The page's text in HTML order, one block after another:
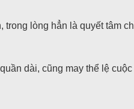
lòng hẳn là quyết tâm
dài, cũng may thể lệ